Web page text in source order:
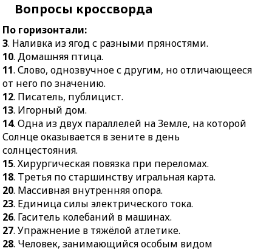
машинах.
27.
тяжёлой атлетике.
28.Человек,
занимающийся особым
видом деятельности для
отдыха, развлечения.
29.Автомобиль с
оплатой по счётчику.
30.Переносная
радиостанция.
31.Группа экспертов,
присуждающая призы,
награды.
32.Изображение
событий, людских
недостатков и слабостей
16.Выражение,
скрытый смысл.
времени.
наблюдательная группа
от воинского
подразделения.
19.Человек, едущий на
двухколёсном
транспортном средстве.
20.Грамматическая
категория (форма).
21.Проход, дыра.
Вопросы кроссворда
По горизонтали:
3. Наливка из ягод с разными пряностями.
10. Домашняя птица.
11. Слово, однозвучное с другим, но отличающееся
от него по значению.
12. Писатель, публицист.
13. Игорный дом.
14. Одна из двух параллелей на Земле, на которой
Солнце оказывается в зените в день
солнцестояния.
15. Хирургическая повязка при переломах.
18. Третья по старшинству игральная карта.
20. Массивная внутренняя опора.
23. Единица силы электрического тока.
26. Гаситель колебаний в машинах.
27. Упражнение в тяжёлой атлетике.
28. Человек, занимающийся особым видом